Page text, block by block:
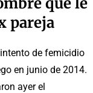
pareja
de femicidio
en junio de 2014.
ayer el